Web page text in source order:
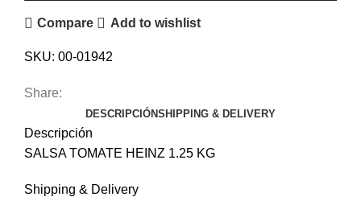
Compare Add to wishlist
SKU: 00-01942
Share:
DESCRIPCIÓNSHIPPING & DELIVERY
Descripción
SALSA TOMATE HEINZ 1.25 KG
Shipping & Delivery